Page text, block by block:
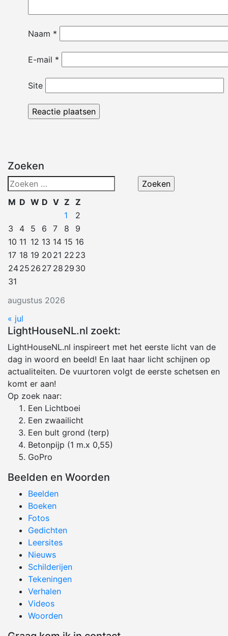
Naam *
E-mail *
Site
Zoeken
Zoeken
naar:
augustus 2026
M D W D V Z Z
1
2
3
4 5 6 7 8
9
10 11 12 13 14 15 16
17 18 19 20 21 22 23
2425 26 27 28 29 30
31
« jul
LightHouseNL.nl zoekt:
LightHouseNL.nl inspireert met het eerste licht van de
dag in woord en beeld! En laat haar licht schijnen op
actualiteiten. De vuurtoren volgt de eerste schetsen en
komt er aan!
Op zoek naar:
Een Lichtboei
Een zwaailicht
Een bult grond (terp)
Betonpijp (1 m.x 0,55)
GoPro
Beelden en Woorden
Beelden
Boeken
Fotos
Gedichten
Leersites
Nieuws
Schilderijen
Tekeningen
Verhalen
Videos
Woorden